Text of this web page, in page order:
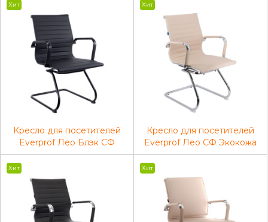
Хит
Кресло для посетителей
Everprof Лео Блэк СФ
Экокожа Черный
Хит
Кресло для посетителей
Everprof Лео СФ Экокожа
Бежевый
Хит Хит